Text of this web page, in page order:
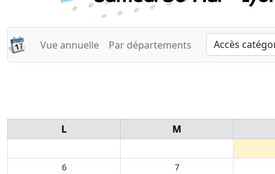
Vue annuelle Par départements
L M
6
7